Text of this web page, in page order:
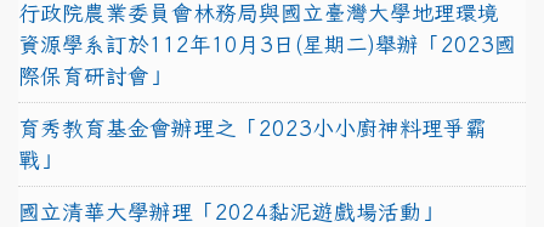
行政院農業委員會林務局與國立臺灣大學地理環境
資源學系訂於112年10月3日(星期二)舉辦「2023國
際保育研討會」
育秀教育基金會辦理之「2023小小廚神料理爭霸
戰」
國立清華大學辦理「2024黏泥遊戲場活動」